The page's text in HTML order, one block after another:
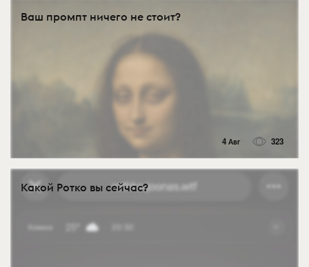
Ваш промпт ничего не стоит?
4 Авг 323
Какой Ротко вы сейчас?